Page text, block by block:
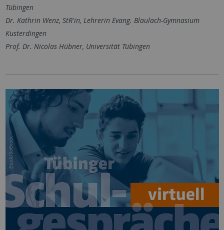
Tübingen
Dr. Kathrin Wenz, StR'in, Lehrerin Evang. Blaulach-Gymnasium
Kusterdingen
Prof. Dr. Nicolas Hübner, Universität Tübingen